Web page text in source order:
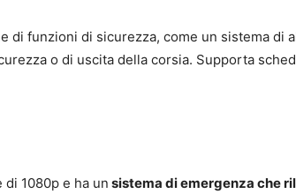
di funzioni di sicurezza, come un sistema di
o di uscita della corsia. Supporta
1080p e ha un sistema di emergenza che